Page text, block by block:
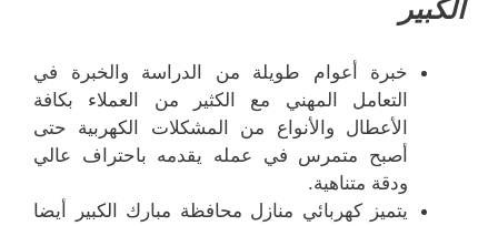
الكبير
خبرة أعوام طويلة من الدراسة والخبرة في
التعامل المهني مع الكثير من العملاء بكافة
الأعطال والأنواع من المشكلات الكهربية حتى
أصبح متمرس في عمله يقدمه باحتراف عالي
ودقة متناهية.
يتميز كهربائي منازل محافظة مبارك الكبير أيضا